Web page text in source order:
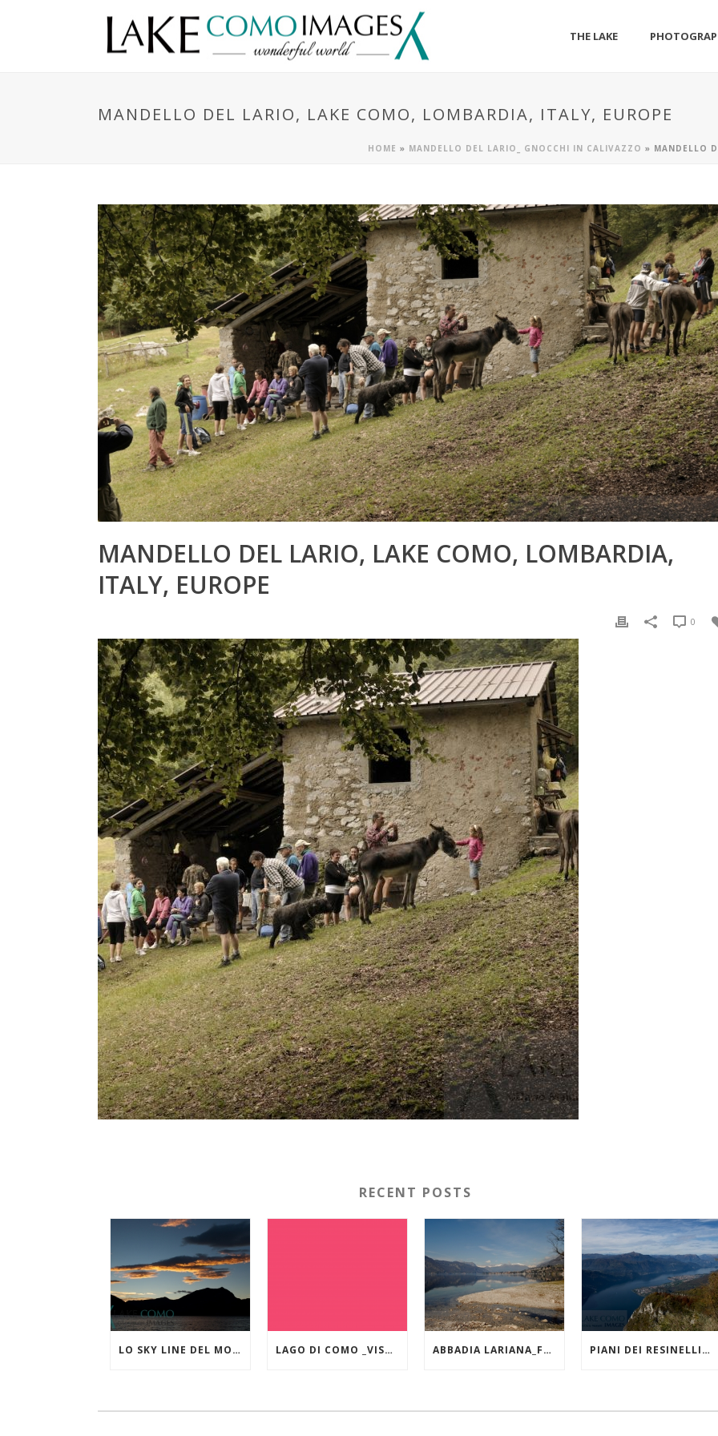
THE LAKE
MANDELLO DEL LARIO, LAKE COMO, LOMBARDIA, ITALY, EUROPE
HOME » MANDELLO DEL LARIO_ GNOCCHI IN CALIVAZZO » MANDELLO
MANDELLO DEL LARIO, LAKE COMO, LOMBARDIA,
ITALY, EUROPE
0
RECENT POSTS
LO SKY LINE DEL MONTE CROCIONE VISTO DA LIERNA LAGO DI COMO _VISTA DA VARENNA ABBADIA LARIANA_FOCE DEL TORRENTE ZERBO PIANI DEI RESINELLI_ FORCELLINO_VISTA VERSO NORD